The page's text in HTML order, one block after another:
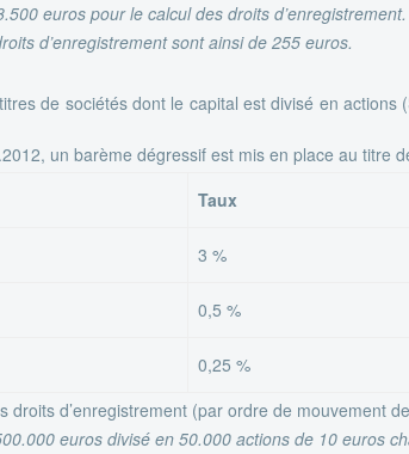
euros pour le calcul des droits d’enregistrement.
d’enregistrement sont ainsi de 255 euros.
de sociétés dont le capital est divisé en actions
un barème dégressif est mis en place au titre
Taux
3 %
0,5 %
0,25 %
d’enregistrement (par ordre de mouvement
euros divisé en 50.000 actions de 10 euros